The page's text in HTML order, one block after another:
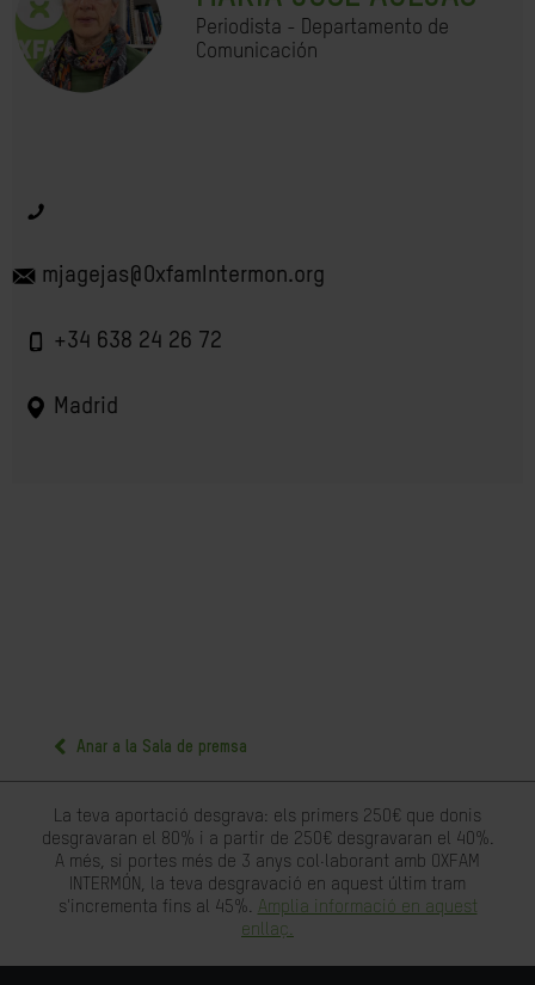
Periodista - Departamento de
Comunicación
mjagejas@OxfamIntermon.org
+34 638 24 26 72
Madrid
Anar a la Sala de premsa
La teva aportació desgrava: els primers 250€ que donis
desgravaran el 80% i a partir de 250€ desgravaran el 40%.
A més, si portes més de 3 anys col·laborant amb OXFAM
INTERMÓN, la teva desgravació en aquest últim tram
s'incrementa fins al 45%. Amplia informació en aquest
enllaç.